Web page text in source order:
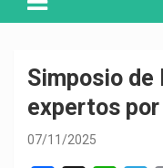
Simposio de
expertos
07/11/2025